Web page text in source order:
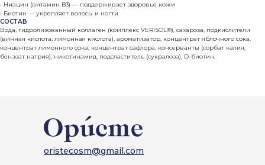
• Ниацин (витамин B3) — поддерживает здоровье кожи
• Биотин — укрепляет волосы и ногти
СОСТАВ
Вода, гидролизованный коллаген (комплекс VERISOL®), сахароза, подкислители
(винная кислота, лимонная кислота), ароматизатор, концентрат яблочного сока,
концентрат лимонного сока, концентрат сафлора, консерванты (сорбат калия,
бензоат натрия), никотинамид, подсластитель (сукралоза), D-биотин.
oristecosm@gmail.com